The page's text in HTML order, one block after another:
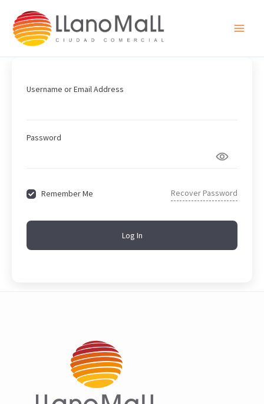
contenido
Username or Email Address
Password
Remember Me Recover Password
Log In